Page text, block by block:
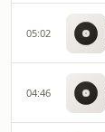
05:02
04:46